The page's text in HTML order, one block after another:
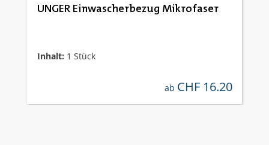
UNGER Einwascherbezug Mikrofaser
Inhalt: 1 Stück
regulärer preis:
ab CHF 16.20